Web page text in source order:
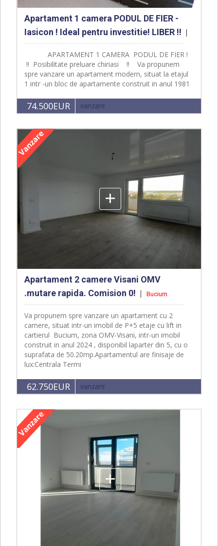
Apartament 1 camera PODUL DE FIER -
Iasicon ! Ideal pentru investitie! LIBER !!
APARTAMENT 1 CAMERA PODUL DE FIER !
!! Posibilitate preluare chiriasi !! Va propunem
spre vanzare un apartament modern, situat la etajul
1 intr -un bloc de apartamente construit in anul 1981
74.500EUR vanzare
+
Apartament 2 camere Visani OMV
.mutare rapida. Comision 0!
Bucium
Va propunem spre vanzare un apartament cu 2
camere, situat intr-un imobil de P+5 etaje cu lift in
cartierul Bucium, zona OMV-Visani, intr-un imobil
construit in anul 2024 , disponibil laparter din 5, cu o
suprafata de 50.20mp.Apartamentul are finisaje de
lux:Centrala Termi
62.750EUR vanzare
+